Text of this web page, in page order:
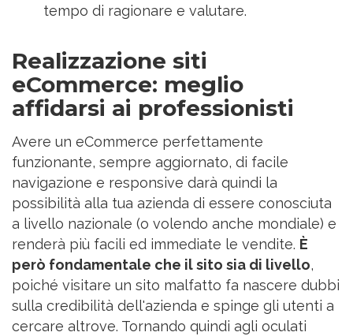
tempo di ragionare e valutare.
Realizzazione siti
eCommerce: meglio
affidarsi ai professionisti
Avere un eCommerce perfettamente
funzionante, sempre aggiornato, di facile
navigazione e responsive darà quindi la
possibilità alla tua azienda di essere conosciuta
a livello nazionale (o volendo anche mondiale) e
renderà più facili ed immediate le vendite. È
però fondamentale che il sito sia di livello,
poiché visitare un sito malfatto fa nascere dubbi
sulla credibilità dell'azienda e spinge gli utenti a
cercare altrove. Tornando quindi agli oculati